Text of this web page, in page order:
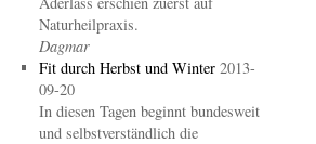
Naturheilpraxis.
Dagmar
Fit durch Herbst und Winter 2013-
09-20
In diesen Tagen beginnt bundesweit
und selbstverständlich die